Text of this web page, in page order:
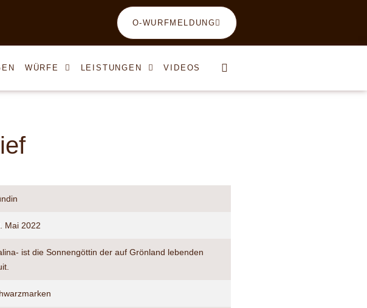
O-WURFMELDUNG
WÜRFE LEISTUNGEN VIDEOS
Mai 2022
ist die Sonnengöttin der auf Grönland lebenden